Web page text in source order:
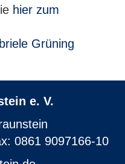
hier zum
Grüning
e. V.
0861 9097166-10